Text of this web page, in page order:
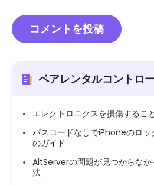
ペアレンタルコントロ
エレクトロニクスを損傷するこ
パスコードなしでiPhoneのロッ
のガイド
AltServerの問題が見つからな
法